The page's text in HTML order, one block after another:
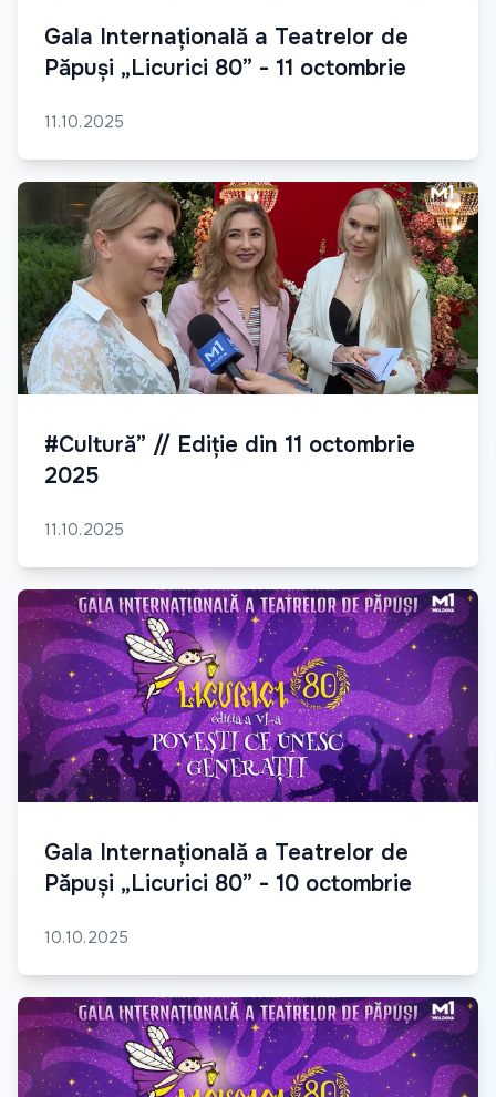
Gala Internațională a Teatrelor de
Păpuși „Licurici 80” - 11 octombrie
11.10.2025
#Cultură” // Ediție din 11 octombrie
2025
11.10.2025
Gala Internațională a Teatrelor de
Păpuși „Licurici 80” - 10 octombrie
10.10.2025